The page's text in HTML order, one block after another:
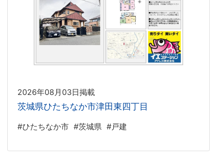
2026年08月03日掲載
茨城県ひたちなか市津田東四丁目
#ひたちなか市 #茨城県 #戸建